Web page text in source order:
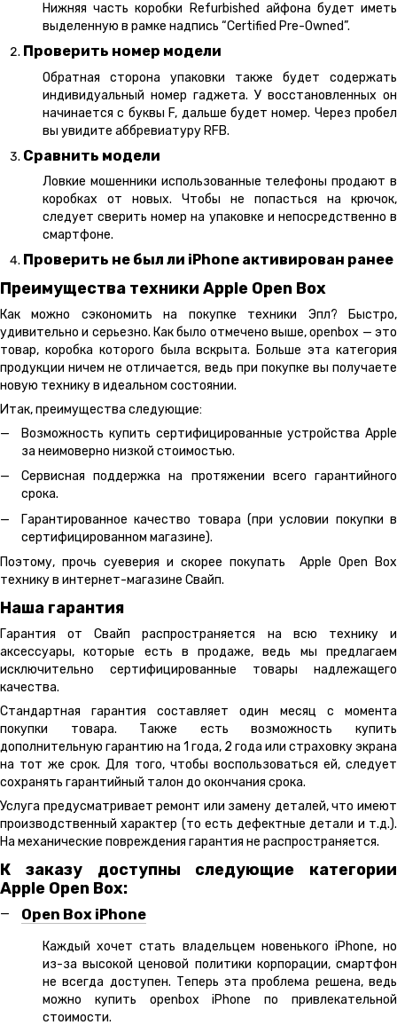
Нижняя часть коробки Refurbished айфона будет иметь
выделенную в рамке надпись “Certified Pre-Owned”.
Проверить номер модели
Обратная сторона упаковки также будет содержать
индивидуальный номер гаджета. У восстановленных он
начинается с буквы F, дальше будет номер. Через пробел
вы увидите аббревиатуру RFB.
Сравнить модели
Ловкие мошенники использованные телефоны продают в
коробках от новых. Чтобы не попасться на крючок,
следует сверить номер на упаковке и непосредственно в
смартфоне.
Проверить не был ли iPhone активирован ранее
Преимущества техники Apple Open Box
Как можно сэкономить на покупке техники Эпл? Быстро,
удивительно и серьезно. Как было отмечено выше, openbox — это
товар, коробка которого была вскрыта. Больше эта категория
продукции ничем не отличается, ведь при покупке вы получаете
новую технику в идеальном состоянии.
Итак, преимущества следующие:
Возможность купить сертифицированные устройства Apple
за неимоверно низкой стоимостью.
Сервисная поддержка на протяжении всего гарантийного
срока.
Гарантированное качество товара (при условии покупки в
сертифицированном магазине).
Поэтому, прочь суеверия и скорее покупать Apple Open Box
технику в интернет-магазине Свайп.
Наша гарантия
Гарантия от Свайп распространяется на всю технику и
аксессуары, которые есть в продаже, ведь мы предлагаем
исключительно сертифицированные товары надлежащего
качества.
Стандартная гарантия составляет один месяц с момента
покупки товара. Также есть возможность купить
дополнительную гарантию на 1 года, 2 года или страховку экрана
на тот же срок. Для того, чтобы воспользоваться ей, следует
сохранять гарантийный талон до окончания срока.
Услуга предусматривает ремонт или замену деталей, что имеют
производственный характер (то есть дефектные детали и т.д.).
На механические повреждения гарантия не распространяется.
К заказу доступны следующие категории
Apple Open Box:
Open Box iPhone
Каждый хочет стать владельцем новенького iPhone, но
из-за высокой ценовой политики корпорации, смартфон
не всегда доступен. Теперь эта проблема решена, ведь
можно купить openbox iPhone по привлекательной
стоимости.